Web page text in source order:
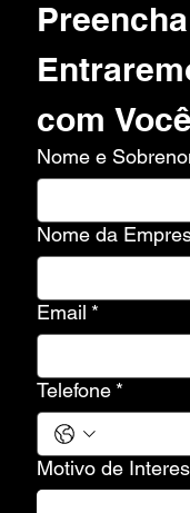
com Você
Nome e
Nome da
Email *
Telefone *
Motivo de